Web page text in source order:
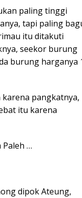
paling tinggi
tapi paling
itu ditakuti
seekor burung
burung harganya
pangkatnya,
itu karena
Paleh …
dipok Ateung,